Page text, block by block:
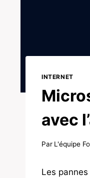
INTERNET
avec
Par L'équipe
Les